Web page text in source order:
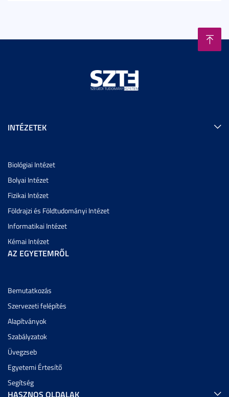
INTÉZETEK
Biológiai Intézet
Bolyai Intézet
Fizikai Intézet
Földrajzi és Földtudományi Intézet
Informatikai Intézet
Kémai Intézet
AZ EGYETEMRŐL
Bemutatkozás
Szervezeti felépítés
Alapítványok
Szabályzatok
Üvegzseb
Egyetemi Értesítő
Segítség
HASZNOS OLDALAK